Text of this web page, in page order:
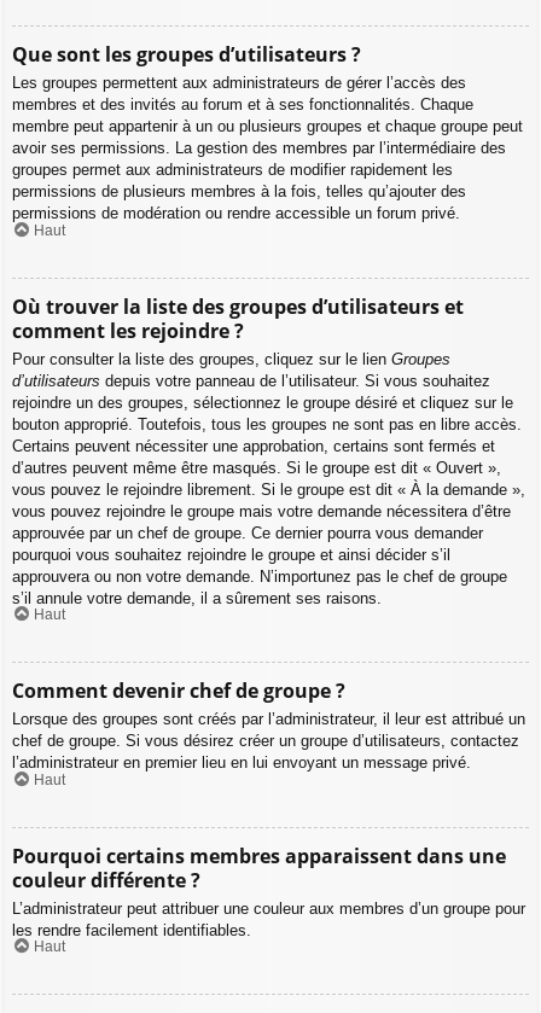
Que sont les groupes d’utilisateurs ?
Les groupes permettent aux administrateurs de gérer l’accès des
membres et des invités au forum et à ses fonctionnalités. Chaque
membre peut appartenir à un ou plusieurs groupes et chaque groupe peut
avoir ses permissions. La gestion des membres par l’intermédiaire des
groupes permet aux administrateurs de modifier rapidement les
permissions de plusieurs membres à la fois, telles qu’ajouter des
permissions de modération ou rendre accessible un forum privé.
Haut
Où trouver la liste des groupes d’utilisateurs et
comment les rejoindre ?
Pour consulter la liste des groupes, cliquez sur le lien Groupes
d’utilisateurs depuis votre panneau de l’utilisateur. Si vous souhaitez
rejoindre un des groupes, sélectionnez le groupe désiré et cliquez sur le
bouton approprié. Toutefois, tous les groupes ne sont pas en libre accès.
Certains peuvent nécessiter une approbation, certains sont fermés et
d’autres peuvent même être masqués. Si le groupe est dit « Ouvert »,
vous pouvez le rejoindre librement. Si le groupe est dit « À la demande »,
vous pouvez rejoindre le groupe mais votre demande nécessitera d’être
approuvée par un chef de groupe. Ce dernier pourra vous demander
pourquoi vous souhaitez rejoindre le groupe et ainsi décider s’il
approuvera ou non votre demande. N’importunez pas le chef de groupe
s’il annule votre demande, il a sûrement ses raisons.
Haut
Comment devenir chef de groupe ?
Lorsque des groupes sont créés par l’administrateur, il leur est attribué un
chef de groupe. Si vous désirez créer un groupe d’utilisateurs, contactez
l’administrateur en premier lieu en lui envoyant un message privé.
Haut
Pourquoi certains membres apparaissent dans une
couleur différente ?
L’administrateur peut attribuer une couleur aux membres d’un groupe pour
les rendre facilement identifiables.
Haut